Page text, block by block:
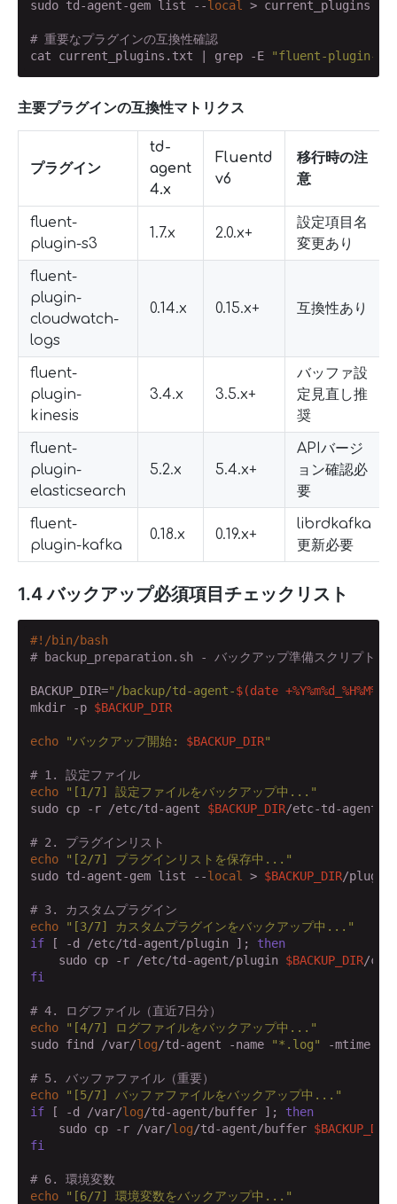
sudo td-agent-gem list --local >
# 重要なプラグインの互換性確認
cat current_plugins.txt | grep -E
"fluent-plugin-
主要プラグインの互換性マトリクス
プラグイン
td-
agent
4.x
Fluentd
v6
移行時の注
意
fluent-
plugin-s3
1.7.x 2.0.x+
設定項目名
変更あり
fluent-
plugin-
cloudwatch-
logs
0.14.x 0.15.x+ 互換性あり
fluent-
plugin-
kinesis
3.4.x 3.5.x+
バッファ設
定見直し推
奨
fluent-
plugin-
elasticsearch
5.2.x 5.4.x+
APIバージ
ョン確認必
要
fluent-
plugin-kafka
0.18.x 0.19.x+
librdkafka
更新必要
1.4 バックアップ必須項目チェックリスト
#!/bin/bash
# backup_preparation.sh - バックアップ準備スクリプト
BACKUP_DIR="/backup/td-agent-$(date +%Y%m%d_%H%M%S)
mkdir -p $BACKUP_DIR
echo "バックアップ開始: $BACKUP_DIR"
# 1. 設定ファイル
echo
"[1/7] 設定ファイルをバックアップ中..."
sudo cp -r /etc/td-agent $BACKUP_DIR/etc-td-agent
# 2. プラグインリスト
echo
"[2/7] プラグインリストを保存中..."
sudo td-agent-gem list --local > $BACKUP_DIR/
# 3. カスタムプラグイン
echo
"[3/7] カスタムプラグインをバックアップ中..."
if [ -d /etc/td-agent/plugin ]; then
    sudo cp -r /etc/td-agent/plugin
$BACKUP_DIR
fi
# 4. ログファイル（直近7日分）
echo
"[4/7] ログファイルをバックアップ中..."
sudo find /var/log/td-agent -name "*.log" -mtime -
# 5. バッファファイル（重要）
echo
"[5/7] バッファファイルをバックアップ中..."
if [ -d /var/log/td-agent/buffer ]; then
    sudo cp -r /var/
log/td-agent/buffer $BACKUP_DIR
fi
# 6. 環境変数
echo
"[6/7] 環境変数をバックアップ中..."